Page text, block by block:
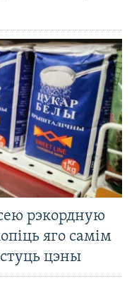
рэкордную
яго самім
цэны